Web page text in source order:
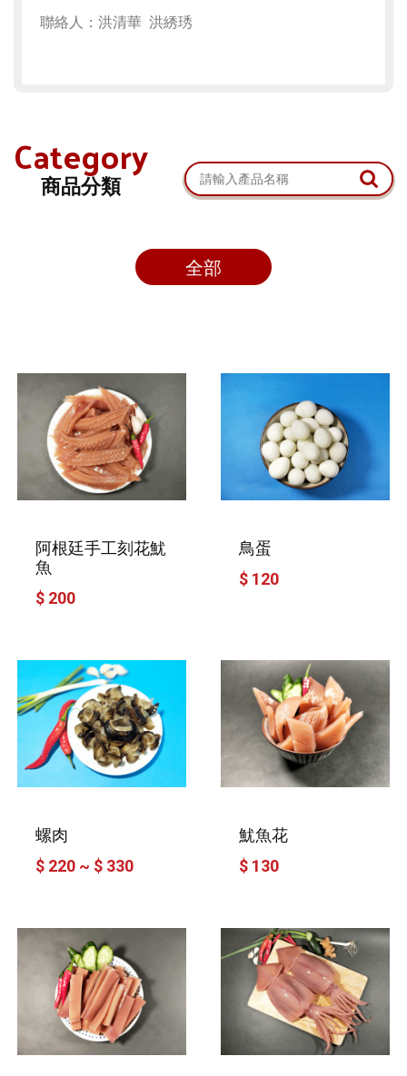
聯絡人：洪清華 洪綉琇
Category
商品分類
全部
阿根廷手工刻花魷
魚
$ 200
鳥蛋
$ 120
螺肉
$ 220 ~ $ 330
魷魚花
$ 130